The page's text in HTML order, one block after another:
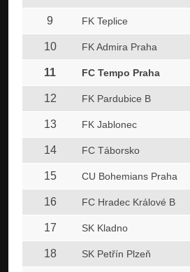
9 FK Teplice
10 FK Admira Praha
11 FC Tempo Praha
12 FK Pardubice B
13 FK Jablonec
14 FC Táborsko
15 CU Bohemians Praha
16 FC Hradec Králové B
17 SK Kladno
18 SK Petřín Plzeň